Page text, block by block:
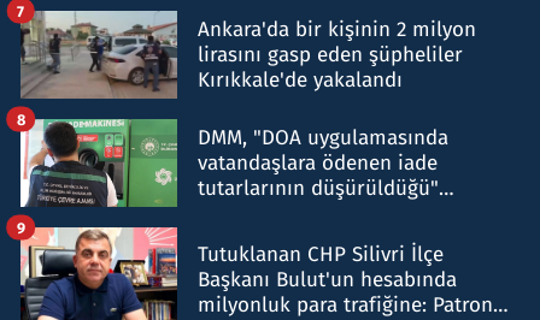
Ankara'da bir kişinin 2 milyon
lirasını gasp eden şüpheliler
Kırıkkale'de yakalandı
7
DMM, "DOA uygulamasında
vatandaşlara ödenen iade
tutarlarının düşürüldüğü"
8
Tutuklanan CHP Silivri İlçe
Başkanı Bulut'un hesabında
milyonluk para trafiğine: Patron
9